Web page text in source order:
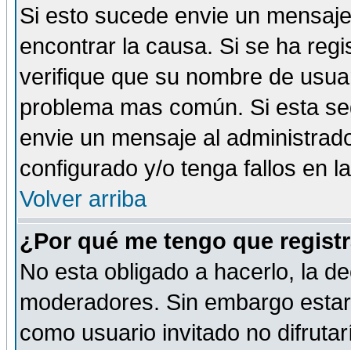
Si esto sucede envie un
encontrar la causa. Si se ha
verifique que su nombre de
problema mas común. Si esta
envie un mensaje al
configurado y/o tenga fallos en
Volver arriba
¿Por qué me tengo que
No esta obligado a hacerlo, la
moderadores. Sin embargo
como usuario invitado no